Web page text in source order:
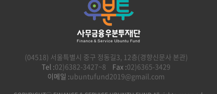
(04518) 서울특별시 중구 정동길3, 12층(경향신문사 본관)
Tel :02)6382-3427~8 Fax :02)6365-3429
이메일 :ubuntufund2019@gmail.com